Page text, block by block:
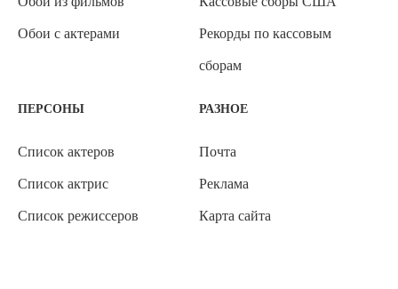
Обои с актерами Рекорды по кассовым
сборам
ПЕРСОНЫ
Список актеров
Список актрис
Список режиссеров
РАЗНОЕ
Почта
Реклама
Карта сайта